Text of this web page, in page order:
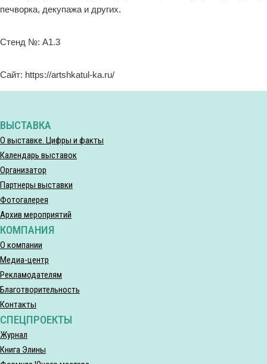
печворка, декупажа и других.
Стенд №: A1.3
Сайт: https://artshkatul-ka.ru/
ВЫСТАВКА
О выставке. Цифры и факты
Календарь выставок
Организатор
Партнеры выставки
Фотогалерея
Архив мероприятий
КОМПАНИЯ
О компании
Медиа-центр
Рекламодателям
Благотворительность
Контакты
СПЕЦПРОЕКТЫ
Журнал
Книга Элины